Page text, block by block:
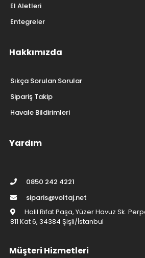
El Aletleri
Entegreler
Hakkımızda
Sıkça Sorulan Sorular
Sipariş Takip
Havale Bildirimleri
Yardım
0850 242 4221
siparis@voltaj.net
Halil Rıfat Paşa, Yüzer Havuz Sk.
811 Kat 6, 34384 Şişli/İstanbul
Müşteri Hizmetleri